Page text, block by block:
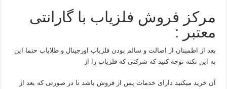
مرکز فروش فلزیاب با گارانتی
معتبر :
بعد از اطمینان از اصالت و سالم بودن فلزیاب اورجینال و طلایاب حتما این
به این نکته توجه کنید که شرکتی که فلزیاب را از
آن خرید میکنید دارای خدمات پس از فروش باشد تا در صورتی که بعد از